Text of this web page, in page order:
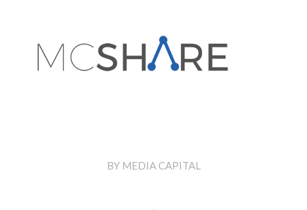
PARTILHA
BY MEDIA CAPITAL